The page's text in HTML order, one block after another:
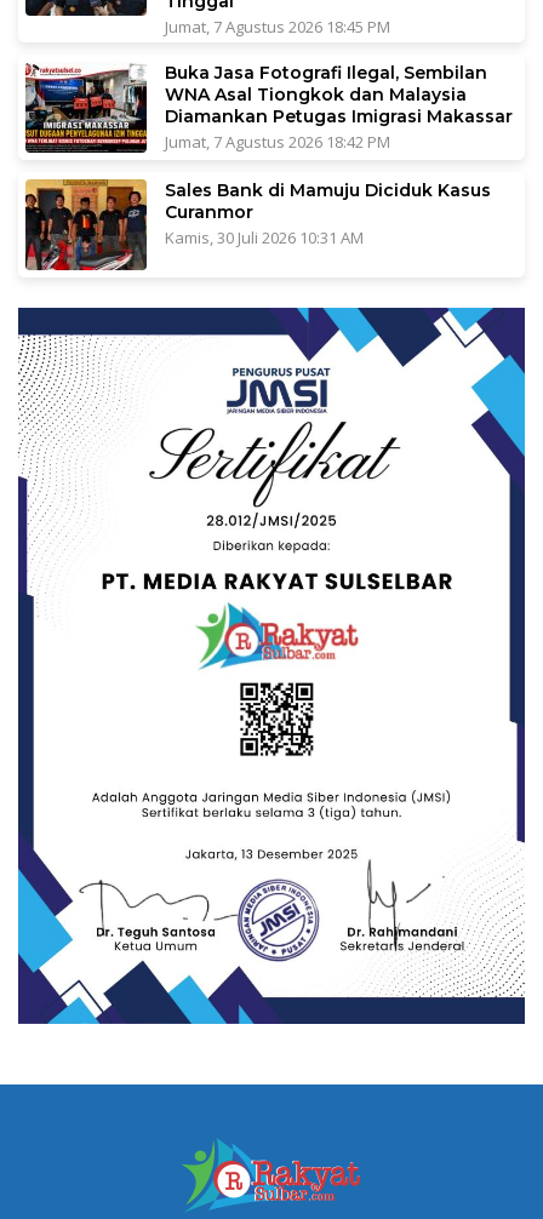
Jumat, 7 Agustus 2026 18:45 PM
Buka Jasa Fotografi Ilegal, Sembilan
WNA Asal Tiongkok dan Malaysia
Diamankan Petugas Imigrasi Makassar
Jumat, 7 Agustus 2026 18:42 PM
Sales Bank di Mamuju Diciduk Kasus
Curanmor
Kamis, 30 Juli 2026 10:31 AM